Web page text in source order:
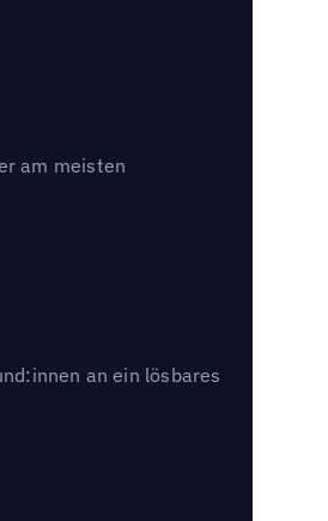
am meisten
an ein lösbares